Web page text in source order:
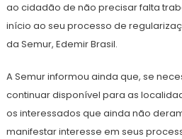
ao cidadão de não precisar falta
início ao seu processo de
da Semur, Edemir Brasil.
A Semur informou ainda que, se
continuar disponível para as
os interessados que ainda não
manifestar interesse em seus